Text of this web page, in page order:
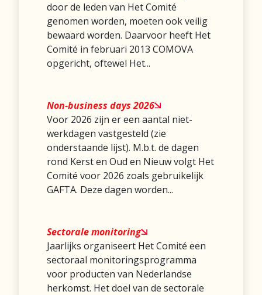
door de leden van Het Comité
genomen worden, moeten ook veilig
bewaard worden. Daarvoor heeft Het
Comité in februari 2013 COMOVA
opgericht, oftewel Het...
Non-business days 2026
Voor 2026 zijn er een aantal niet-
werkdagen vastgesteld (zie
onderstaande lijst). M.b.t. de dagen
rond Kerst en Oud en Nieuw volgt Het
Comité voor 2026 zoals gebruikelijk
GAFTA. Deze dagen worden...
Sectorale monitoring
Jaarlijks organiseert Het Comité een
sectoraal monitoringsprogramma
voor producten van Nederlandse
herkomst. Het doel van de sectorale